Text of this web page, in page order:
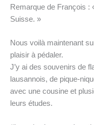
Remarque de François :
Suisse. »
Nous voilà maintenant
plaisir à pédaler.
J’y ai des souvenirs de
lausannois, de pique-
avec une cousine et
leurs études.